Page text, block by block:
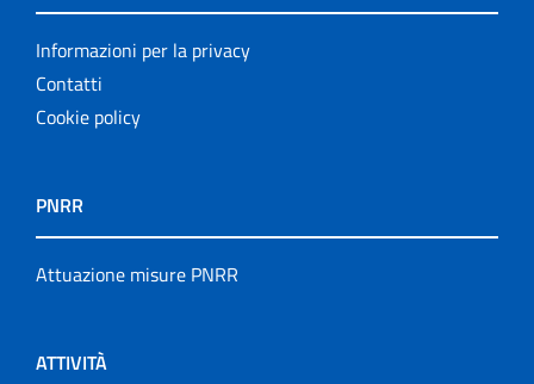
Informazioni per la privacy
Contatti
Cookie policy
PNRR
Attuazione misure PNRR
ATTIVITÀ